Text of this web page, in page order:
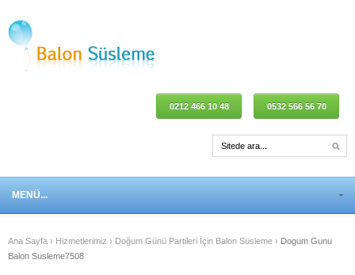
0212 466 10 48 0532 566 56 70
MENÜ...
Ana Sayfa › Hizmetlerimiz › Doğum Günü Partileri İçin Balon Süsleme › Dogum Gunu
Balon Susleme7508